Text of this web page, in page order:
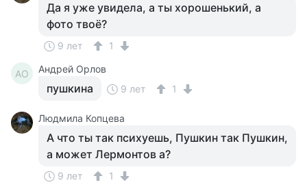
Да я уже увидела, а ты хорошенький, а
фото твоё?
9 лет 1
АО Андрей Орлов
пушкина 9 лет 1
Людмила Копцева
А что ты так психуешь, Пушкин так Пушкин,
а может Лермонтов а?
9 лет 1